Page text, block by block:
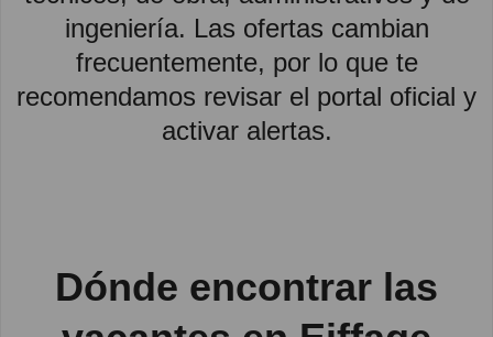
ingeniería. Las ofertas cambian
frecuentemente, por lo que te
recomendamos revisar el portal oficial y
activar alertas.
Dónde encontrar las